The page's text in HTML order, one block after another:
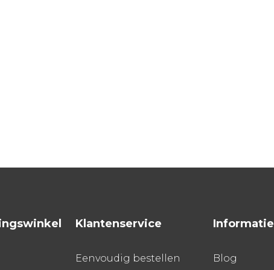
Klantenservice
Eenvoudig bestellen
Informatie
Blog